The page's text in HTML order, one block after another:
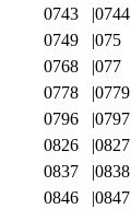
0743
0744
0749
075
0768
077
0778
0779
0796
0797
0826
0827
0837
0838
0846
0847